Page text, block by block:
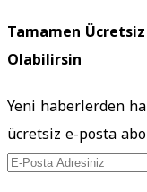
Tamamen
Olabilirsin
Yeni haberlerden
ücretsiz e-posta